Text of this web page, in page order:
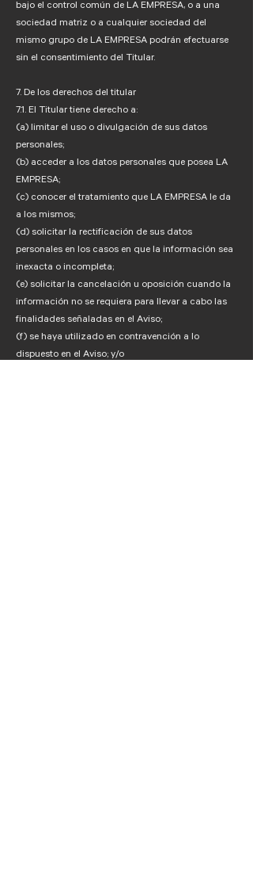
bajo el control común de LA EMPRESA, o a una
sociedad matriz o a cualquier sociedad del
mismo grupo de LA EMPRESA podrán efectuarse
sin el consentimiento del Titular.
7. De los derechos del titular
7.1. El Titular tiene derecho a:
(a) limitar el uso o divulgación de sus datos
personales;
(b) acceder a los datos personales que posea LA
EMPRESA;
(c) conocer el tratamiento que LA EMPRESA le da
a los mismos;
(d) solicitar la rectificación de sus datos
personales en los casos en que la información sea
inexacta o incompleta;
(e) solicitar la cancelación u oposición cuando la
información no se requiera para llevar a cabo las
finalidades señaladas en el Aviso;
(f) se haya utilizado en contravención a lo
dispuesto en el Aviso; y/o